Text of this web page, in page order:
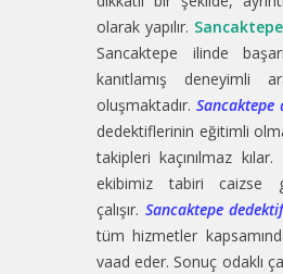
olarak yapılır.
Sancaktepe ilinde
kanıtlamış deneyimli
oluşmaktadır. Sancaktepe
dedektiflerinin eğitimli
takipleri kaçınılmaz kılar.
ekibimiz tabiri caizse
çalışır. Sancaktepe
tüm hizmetler
vaad eder. Sonuç odaklı